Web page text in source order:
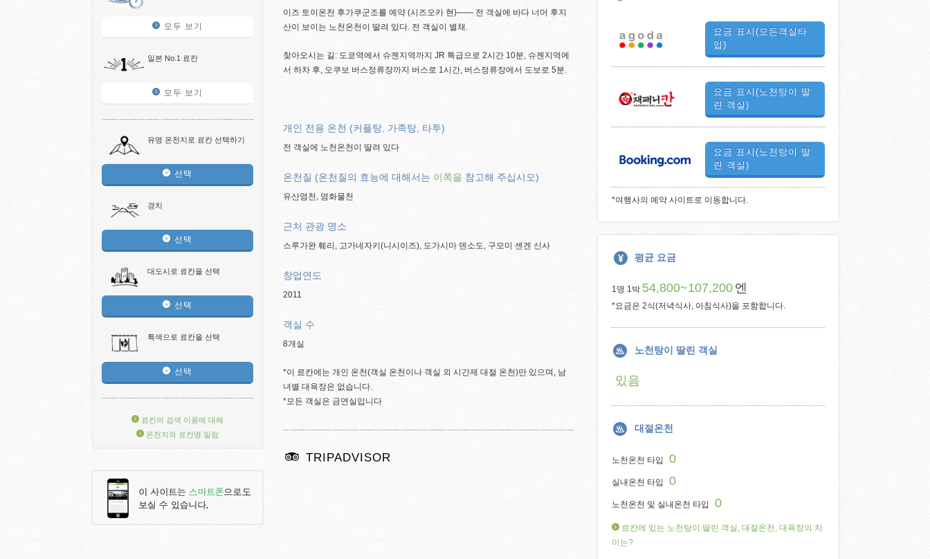
모두 보기
일본 No.1 료칸
모두 보기
유명 온천지로 료칸 선택하기
선택
경치
선택
대도시로 료칸을 선택
선택
특색으로 료칸을 선택
선택
료칸의 검색 이용에 대해
온천지와 료칸명 일람
이즈 토이온천 후가쿠군조를 예약 (시즈오카 현)―― 전 객실에 바다 너머 후지
산이 보이는 노천온천이 딸려 있다. 전 객실이 별채.
찾아오시는 길: 도쿄역에서 슈젠지역까지 JR 특급으로 2시간 10분, 슈젠지역에
서 하차 후, 오쿠보 버스정류장까지 버스로 1시간, 버스정류장에서 도보로 5분.
개인 전용 온천 (커플탕, 가족탕, 타투)
전 객실에 노천온천이 딸려 있다
온천질 (온천질의 효능에 대해서는 이쪽을 참고해 주십시오)
유산염천, 염화물천
근처 관광 명소
스루가완 훼리, 고가네자키(니시이즈), 도가시마 덴소도, 구모미 센겐 신사
창업연도
2011
객실 수
8개실
*이 료칸에는 개인 온천(객실 온천이나 객실 외 시간제 대절 온천)만 있으며, 남
녀별 대욕장은 없습니다.
*모든 객실은 금연실입니다
TRIPADVISOR
요금 표시(모든객실타
입)
요금 표시(노천탕이 딸
린 객실)
요금 표시(노천탕이 딸
린 객실)
*여행사의 예약 사이트로 이동합니다.
평균 요금
1명 1박 54,800~107,200 엔
*요금은 2식(저녁식사, 아침식사)을 포함합니다.
노천탕이 딸린 객실
있음
대절온천
노천온천 타입 0
실내온천 타입 0
노천온천 및 실내온천 타입 0
료칸에 있는 노천탕이 딸린 객실, 대절온천, 대욕장의 차
이는?